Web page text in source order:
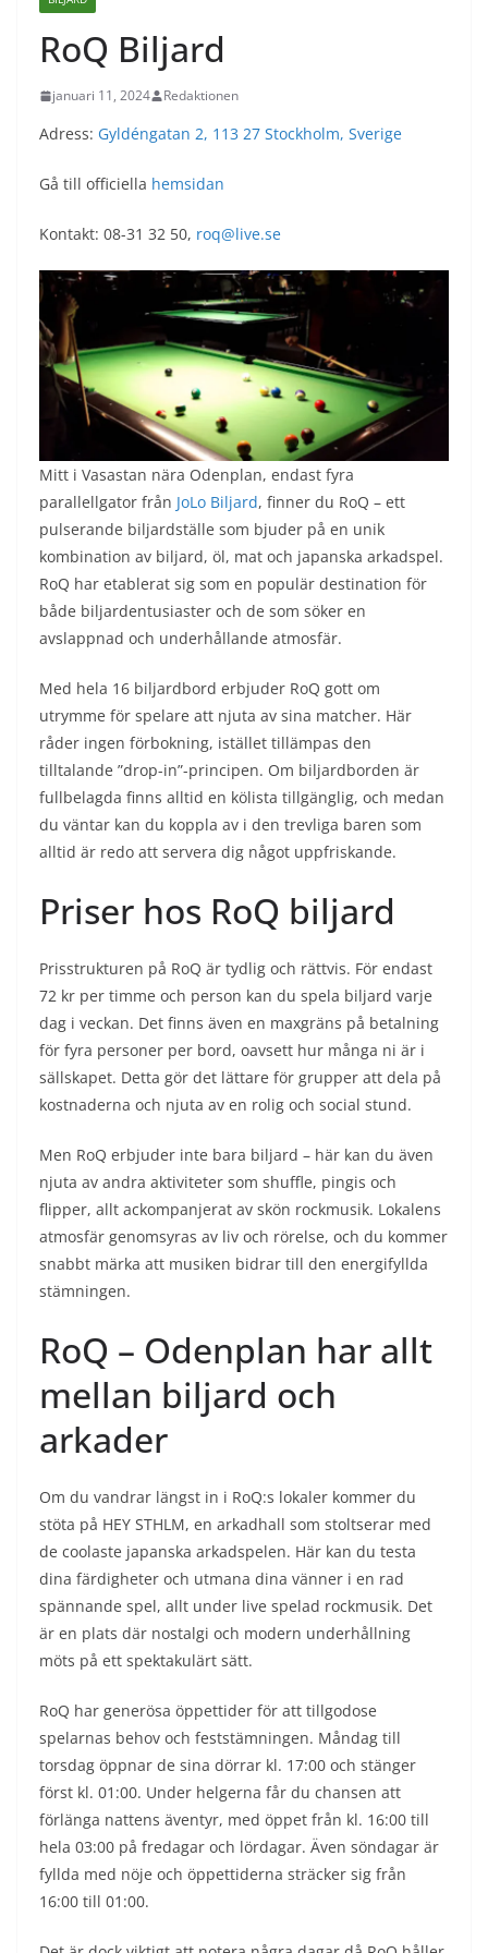
RoQ Biljard
januari 11, 2024 Redaktionen
Adress: Gyldéngatan 2, 113 27 Stockholm, Sverige
Gå till officiella hemsidan
Kontakt: 08-31 32 50, roq@live.se
Mitt i Vasastan nära Odenplan, endast fyra
parallellgator från JoLo Biljard, finner du RoQ – ett
pulserande biljardställe som bjuder på en unik
kombination av biljard, öl, mat och japanska arkadspel.
RoQ har etablerat sig som en populär destination för
både biljardentusiaster och de som söker en
avslappnad och underhållande atmosfär.
Med hela 16 biljardbord erbjuder RoQ gott om
utrymme för spelare att njuta av sina matcher. Här
råder ingen förbokning, istället tillämpas den
tilltalande ”drop-in”-principen. Om biljardborden är
fullbelagda finns alltid en kölista tillgänglig, och medan
du väntar kan du koppla av i den trevliga baren som
alltid är redo att servera dig något uppfriskande.
Priser hos RoQ biljard
Prisstrukturen på RoQ är tydlig och rättvis. För endast
72 kr per timme och person kan du spela biljard varje
dag i veckan. Det finns även en maxgräns på betalning
för fyra personer per bord, oavsett hur många ni är i
sällskapet. Detta gör det lättare för grupper att dela på
kostnaderna och njuta av en rolig och social stund.
Men RoQ erbjuder inte bara biljard – här kan du även
njuta av andra aktiviteter som shuffle, pingis och
flipper, allt ackompanjerat av skön rockmusik. Lokalens
atmosfär genomsyras av liv och rörelse, och du kommer
snabbt märka att musiken bidrar till den energifyllda
stämningen.
RoQ – Odenplan har allt
mellan biljard och
arkader
Om du vandrar längst in i RoQ:s lokaler kommer du
stöta på HEY STHLM, en arkadhall som stoltserar med
de coolaste japanska arkadspelen. Här kan du testa
dina färdigheter och utmana dina vänner i en rad
spännande spel, allt under live spelad rockmusik. Det
är en plats där nostalgi och modern underhållning
möts på ett spektakulärt sätt.
RoQ har generösa öppettider för att tillgodose
spelarnas behov och feststämningen. Måndag till
torsdag öppnar de sina dörrar kl. 17:00 och stänger
först kl. 01:00. Under helgerna får du chansen att
förlänga nattens äventyr, med öppet från kl. 16:00 till
hela 03:00 på fredagar och lördagar. Även söndagar är
fyllda med nöje och öppettiderna sträcker sig från
16:00 till 01:00.